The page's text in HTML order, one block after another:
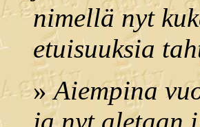
nimellä nyt
etuisuuksia
»Aiempina